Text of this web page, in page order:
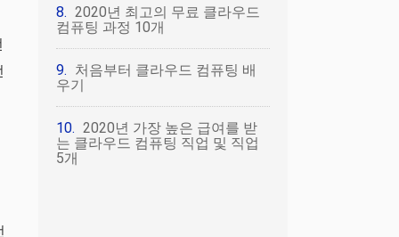
2020년 최고의 무료 클라우드
컴퓨팅 과정 10개
처음부터 클라우드 컴퓨팅 배
우기
2020년 가장 높은 급여를 받
는 클라우드 컴퓨팅 직업 및 직업
5개